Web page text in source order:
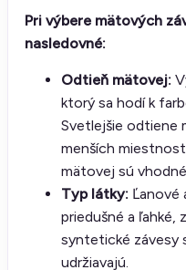
Pri výbere mätových
nasledovné:
Odtieň mätovej:
ktorý sa hodí k
Svetlejšie odtiene
menších
mätovej sú
Typ látky: Ľanové
priedušné a ľahké,
syntetické závesy
udržiavajú.